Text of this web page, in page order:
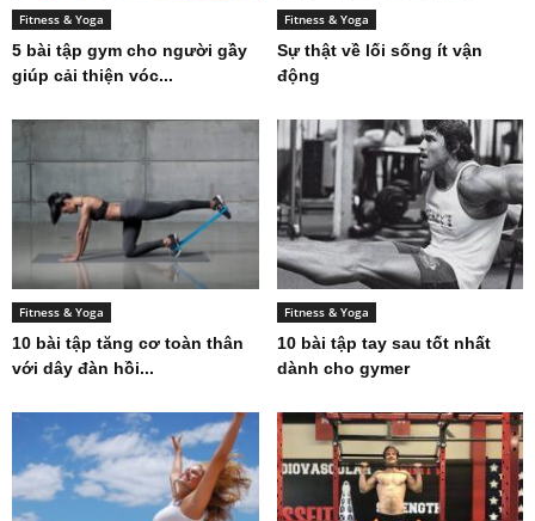
Fitness & Yoga
5 bài tập gym cho người gầy
giúp cải thiện vóc...
Fitness & Yoga
Sự thật về lối sống ít vận
động
Fitness & Yoga
10 bài tập tăng cơ toàn thân
với dây đàn hồi...
Fitness & Yoga
10 bài tập tay sau tốt nhất
dành cho gymer